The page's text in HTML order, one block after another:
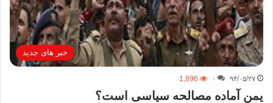
خبر های جدید
۹۴/۰۵/۲۷ ۰ 1,896
یمن آماده مصالحه سیاسی است؟